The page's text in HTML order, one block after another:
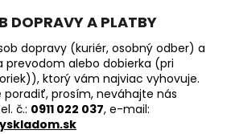
DOPRAVY A PLATBY
dopravy (kuriér, osobný odber) a
prevodom alebo dobierka (pri
ktorý vám najviac vyhovuje.
poradiť, prosím, neváhajte nás
č.: 0911 022 037, e-mail: